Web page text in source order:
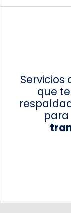
Servicios
que
para